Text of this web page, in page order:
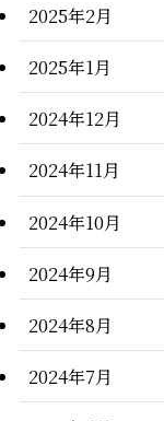
2025年2月
2025年1月
2024年12月
2024年11月
2024年10月
2024年9月
2024年8月
2024年7月